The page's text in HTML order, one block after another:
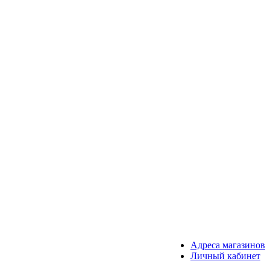
Адреса магазинов
Личный кабинет